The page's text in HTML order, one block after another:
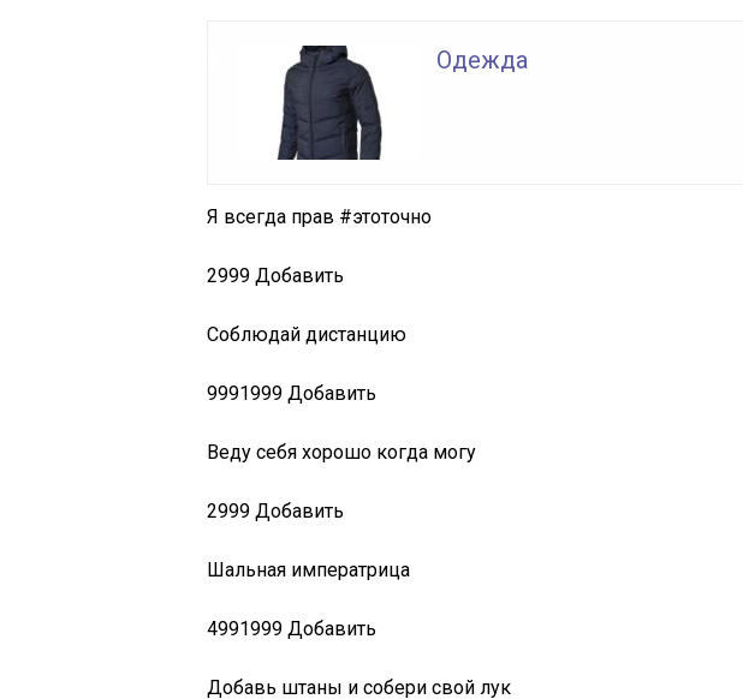
Одежда
Я всегда прав #этоточно
2999 Добавить
Соблюдай дистанцию
9991999 Добавить
Веду себя хорошо когда могу
2999 Добавить
Шальная императрица
4991999 Добавить
Добавь штаны и собери свой лук